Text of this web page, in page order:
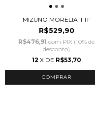
MIZUNO MORELIA II TF
R$529,90
R$476,91 com PIX (10% de
desconto)
12 X DE R$53,70
COMPRAR